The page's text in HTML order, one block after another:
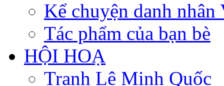
Kể chuyện danh nhân
Tác phẩm của bạn bè
HỘI HOẠ
Tranh Lê Minh Quốc